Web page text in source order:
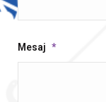
Mesaj *